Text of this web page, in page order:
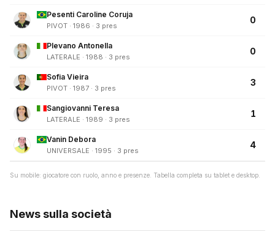
Pesenti Caroline Coruja
PIVOT · 1986 · 3 pres
0
Plevano Antonella
LATERALE · 1988 · 3 pres
0
Sofia Vieira
PIVOT · 1987 · 3 pres
3
Sangiovanni Teresa
LATERALE · 1989 · 3 pres
1
Vanin Debora
UNIVERSALE · 1995 · 3 pres
4
Su mobile: giocatore con ruolo, anno e presenze. Tabella completa su tablet e desktop.
News sulla società